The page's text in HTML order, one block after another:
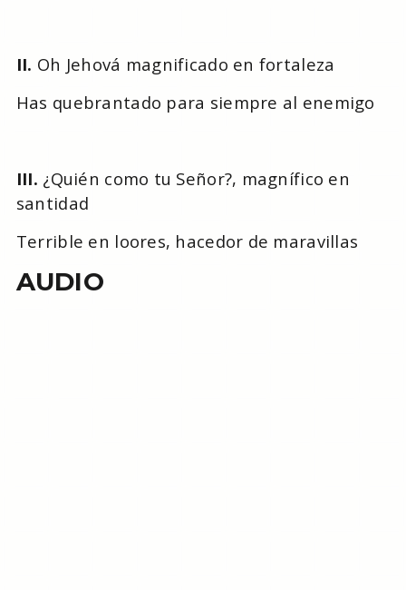
II. Oh Jehová magnificado en fortaleza
Has quebrantado para siempre al enemigo
III. ¿Quién como tu Señor?, magnífico en
santidad
Terrible en loores, hacedor de maravillas
AUDIO